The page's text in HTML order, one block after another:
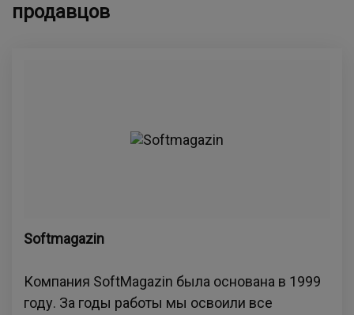
продавцов
Softmagazin
Компания SoftMagazin была основана в 1999
году. За годы работы мы освоили все